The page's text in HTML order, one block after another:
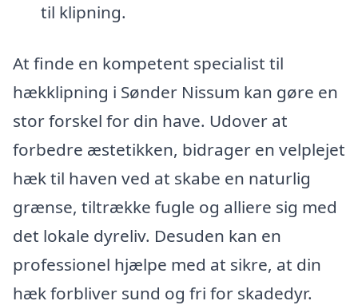
til klipning.
At finde en kompetent specialist til
hækklipning i Sønder Nissum kan gøre en
stor forskel for din have. Udover at
forbedre æstetikken, bidrager en velplejet
hæk til haven ved at skabe en naturlig
grænse, tiltrække fugle og alliere sig med
det lokale dyreliv. Desuden kan en
professionel hjælpe med at sikre, at din
hæk forbliver sund og fri for skadedyr.